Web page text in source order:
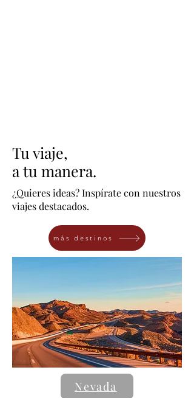
Tu viaje,
a tu manera.
¿Quieres ideas? Inspírate con nuestros
viajes destacados.
más destinos
Nevada